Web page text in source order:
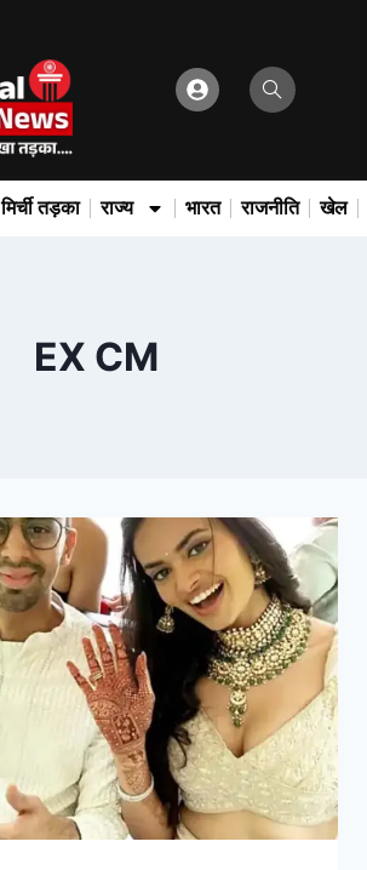
मिर्ची तड़का राज्य भारत राजनीति खेल
EX CM